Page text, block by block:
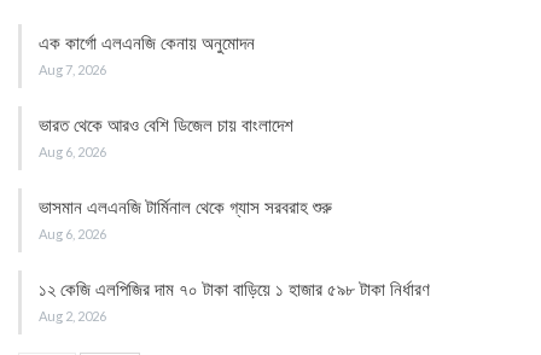
এক কার্গো এলএনজি কেনায় অনুমোদন
Aug 7, 2026
ভারত থেকে আরও বেশি ডিজেল চায় বাংলাদেশ
Aug 6, 2026
ভাসমান এলএনজি টার্মিনাল থেকে গ্যাস সরবরাহ শুরু
Aug 6, 2026
১২ কেজি এলপিজির দাম ৭০ টাকা বাড়িয়ে ১ হাজার ৫৯৮ টাকা নির্ধারণ
Aug 2, 2026